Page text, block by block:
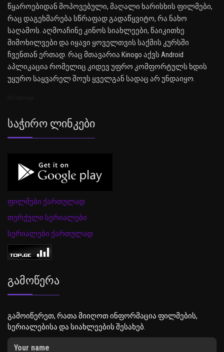
წყაროებიდან მოპოვებული, მაღალი ხარისხის ფილმები,
რაც დაგეხმარება სწრაფად გადაწყვიტო, რა ნახო
საღამოს. აღმოაჩინე კინოს სიახლეები, წაიკითხე
მიმოხილვები და იყავი ყოველთვის საქმის კურსში
ჩვენთან ერთად. რაც მთავარია Kinogo აქვს Android
აპლიკაცია რომელიც კიდევ უფრო კომფორტულს ხდის
უყურო საყვარელ შოუს ყველგან სადაც არ უნდაიყო.
Საჭირო Ლინკები
ფილმები ქართულად
თურქული სერიალები
სერიალები ქართულად
Გამოწერა
გამოიწერეთ, რათა მიიღოთ ინფორმაცია ფილმების,
სერიალებისა და სიახლეების შესახებ.